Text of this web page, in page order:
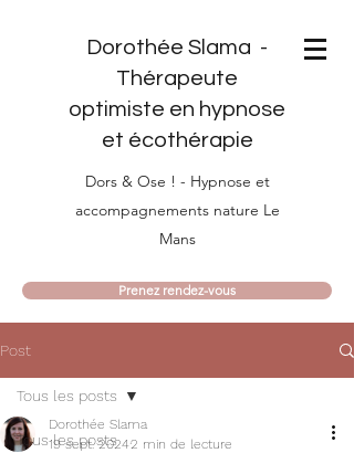
Dorothée Slama -
Thérapeute
optimiste en hypnose
et écothérapie
Dors & Ose ! - Hypnose et
accompagnements nature Le
Mans
Prenez rendez-vous
Post
Tous les posts
Tous les posts
Dorothée Slama
19 sept. 20242 min de lecture